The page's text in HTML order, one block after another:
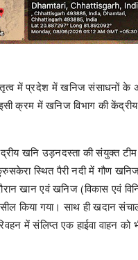
में प्रदेश में खनिज संसाधनों के
क्रम में खनिज विभाग की
खनि उड़नदस्ता की संयुक्त
स्थित पैरी नदी में गौण
खान एवं खनिज (विकास एवं
किया गया। साथ ही खदान
में संलिप्त एक हाईवा वाहन को